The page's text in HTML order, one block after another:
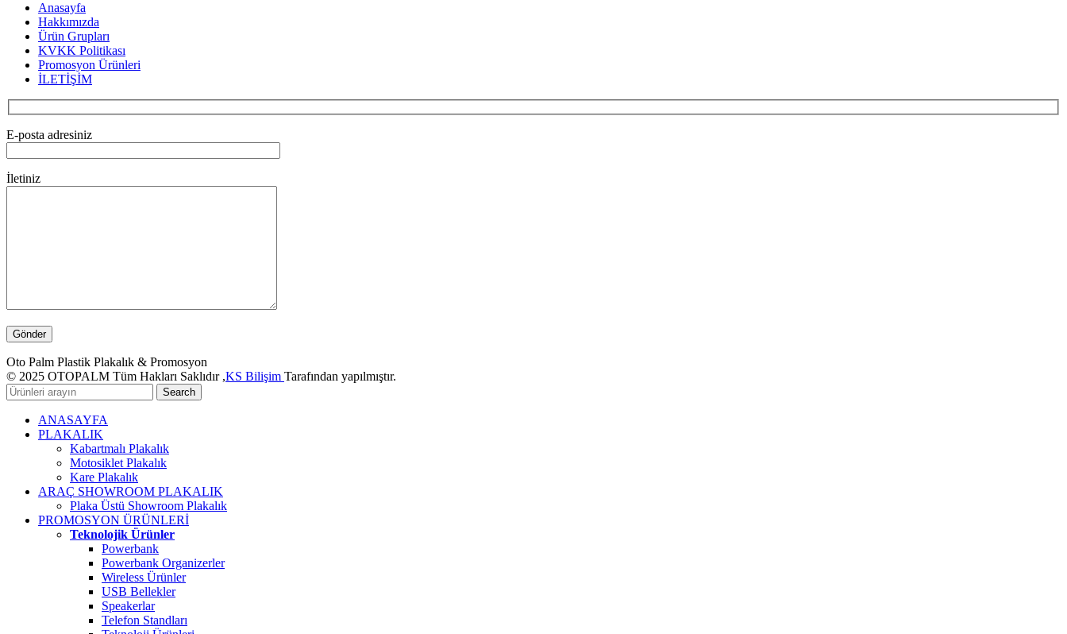
Anasayfa
Hakkımızda
Ürün Grupları
KVKK Politikası
Promosyon Ürünleri
İLETİŞİM
E-posta adresiniz
İletiniz
Oto Palm Plastik Plakalık & Promosyon
© 2025 OTOPALM Tüm Hakları Saklıdır ,KS Bilişim Tarafından yapılmıştır.
Search
ANASAYFA
PLAKALIK
Kabartmalı Plakalık
Motosiklet Plakalık
Kare Plakalık
ARAÇ SHOWROOM PLAKALIK
Plaka Üstü Showroom Plakalık
PROMOSYON ÜRÜNLERİ
Teknolojik Ürünler
Powerbank
Powerbank Organizerler
Wireless Ürünler
USB Bellekler
Speakerlar
Telefon Standları